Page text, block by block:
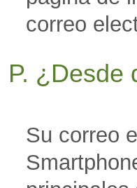
correo
P. ¿Desde
Su correo